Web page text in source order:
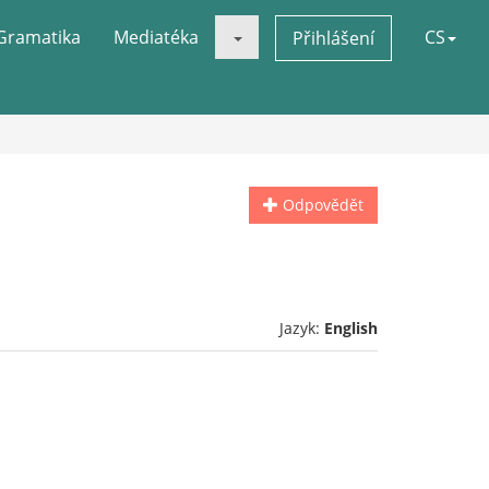
Mediatéka Přihlášení CS
Odpovědět
Jazyk: English